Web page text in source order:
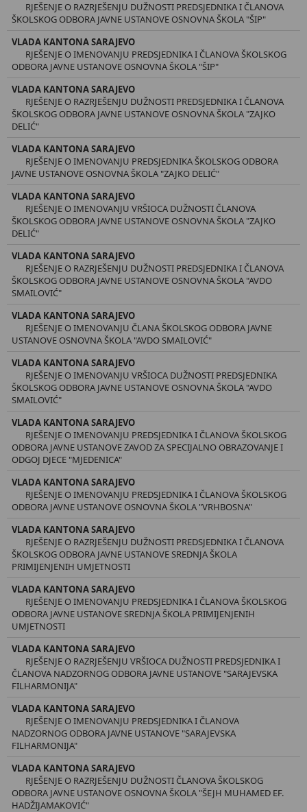
RJEŠENJE O RAZRJEŠENJU DUŽNOSTI PREDSJEDNIKA I ČLANOVA
ŠKOLSKOG ODBORA JAVNE USTANOVE OSNOVNA ŠKOLA "ŠIP"
VLADA KANTONA SARAJEVO
RJEŠENJE O IMENOVANJU PREDSJEDNIKA I ČLANOVA ŠKOLSKOG
ODBORA JAVNE USTANOVE OSNOVNA ŠKOLA "ŠIP"
VLADA KANTONA SARAJEVO
RJEŠENJE O RAZRJEŠENJU DUŽNOSTI PREDSJEDNIKA I ČLANOVA
ŠKOLSKOG ODBORA JAVNE USTANOVE OSNOVNA ŠKOLA "ZAJKO
DELIĆ"
VLADA KANTONA SARAJEVO
RJEŠENJE O IMENOVANJU PREDSJEDNIKA ŠKOLSKOG ODBORA
JAVNE USTANOVE OSNOVNA ŠKOLA "ZAJKO DELIĆ"
VLADA KANTONA SARAJEVO
RJEŠENJE O IMENOVANJU VRŠIOCA DUŽNOSTI ČLANOVA
ŠKOLSKOG ODBORA JAVNE USTANOVE OSNOVNA ŠKOLA "ZAJKO
DELIĆ"
VLADA KANTONA SARAJEVO
RJEŠENJE O RAZRJEŠENJU DUŽNOSTI PREDSJEDNIKA I ČLANOVA
ŠKOLSKOG ODBORA JAVNE USTANOVE OSNOVNA ŠKOLA "AVDO
SMAILOVIĆ"
VLADA KANTONA SARAJEVO
RJEŠENJE O IMENOVANJU ČLANA ŠKOLSKOG ODBORA JAVNE
USTANOVE OSNOVNA ŠKOLA "AVDO SMAILOVIĆ"
VLADA KANTONA SARAJEVO
RJEŠENJE O IMENOVANJU VRŠIOCA DUŽNOSTI PREDSJEDNIKA
ŠKOLSKOG ODBORA JAVNE USTANOVE OSNOVNA ŠKOLA "AVDO
SMAILOVIĆ"
VLADA KANTONA SARAJEVO
RJEŠENJE O IMENOVANJU PREDSJEDNIKA I ČLANOVA ŠKOLSKOG
ODBORA JAVNE USTANOVE ZAVOD ZA SPECIJALNO OBRAZOVANJE I
ODGOJ DJECE "MJEDENICA"
VLADA KANTONA SARAJEVO
RJEŠENJE O IMENOVANJU PREDSJEDNIKA I ČLANOVA ŠKOLSKOG
ODBORA JAVNE USTANOVE OSNOVNA ŠKOLA "VRHBOSNA"
VLADA KANTONA SARAJEVO
RJEŠENJE O RAZRJEŠENJU DUŽNOSTI PREDSJEDNIKA I ČLANOVA
ŠKOLSKOG ODBORA JAVNE USTANOVE SREDNJA ŠKOLA
PRIMIJENJENIH UMJETNOSTI
VLADA KANTONA SARAJEVO
RJEŠENJE O IMENOVANJU PREDSJEDNIKA I ČLANOVA ŠKOLSKOG
ODBORA JAVNE USTANOVE SREDNJA ŠKOLA PRIMIJENJENIH
UMJETNOSTI
VLADA KANTONA SARAJEVO
RJEŠENJE O RAZRJEŠENJU VRŠIOCA DUŽNOSTI PREDSJEDNIKA I
ČLANOVA NADZORNOG ODBORA JAVNE USTANOVE "SARAJEVSKA
FILHARMONIJA"
VLADA KANTONA SARAJEVO
RJEŠENJE O IMENOVANJU PREDSJEDNIKA I ČLANOVA
NADZORNOG ODBORA JAVNE USTANOVE "SARAJEVSKA
FILHARMONIJA"
VLADA KANTONA SARAJEVO
RJEŠENJE O RAZRJEŠENJU DUŽNOSTI ČLANOVA ŠKOLSKOG
ODBORA JAVNE USTANOVE OSNOVNA ŠKOLA "ŠEJH MUHAMED EF.
HADŽIJAMAKOVIĆ"